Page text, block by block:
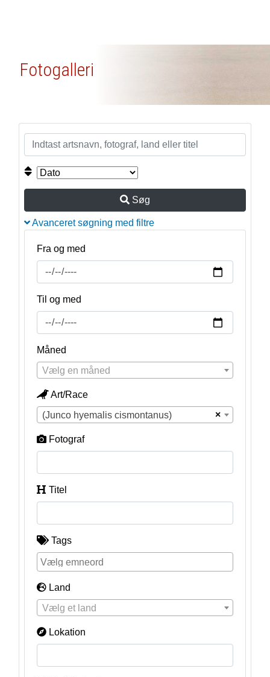
Fotogalleri
Søg
Avanceret søgning med filtre
Fra og med
Til og med
Måned
Vælg en måned
Art/Race
×
(Junco hyemalis cismontanus)
Fotograf
Titel
Tags
Land
Vælg et land
Lokation